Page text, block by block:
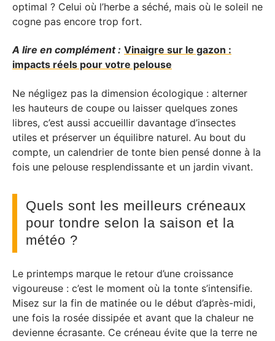
optimal ? Celui où l’herbe a séché, mais où le soleil ne
cogne pas encore trop fort.
A lire en complément : Vinaigre sur le gazon :
impacts réels pour votre pelouse
Ne négligez pas la dimension écologique : alterner
les hauteurs de coupe ou laisser quelques zones
libres, c’est aussi accueillir davantage d’insectes
utiles et préserver un équilibre naturel. Au bout du
compte, un calendrier de tonte bien pensé donne à la
fois une pelouse resplendissante et un jardin vivant.
Quels sont les meilleurs créneaux
pour tondre selon la saison et la
météo ?
Le printemps marque le retour d’une croissance
vigoureuse : c’est le moment où la tonte s’intensifie.
Misez sur la fin de matinée ou le début d’après-midi,
une fois la rosée dissipée et avant que la chaleur ne
devienne écrasante. Ce créneau évite que la terre ne